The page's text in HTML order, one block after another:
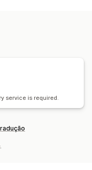
service is required.